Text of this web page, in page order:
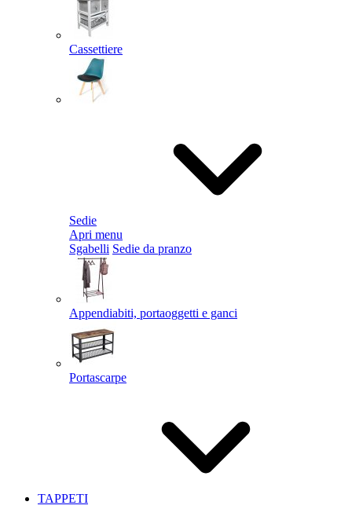
Cassettiere
Sedie
Apri menu
Sgabelli Sedie da pranzo
Appendiabiti, portaoggetti e ganci
Portascarpe
TAPPETI